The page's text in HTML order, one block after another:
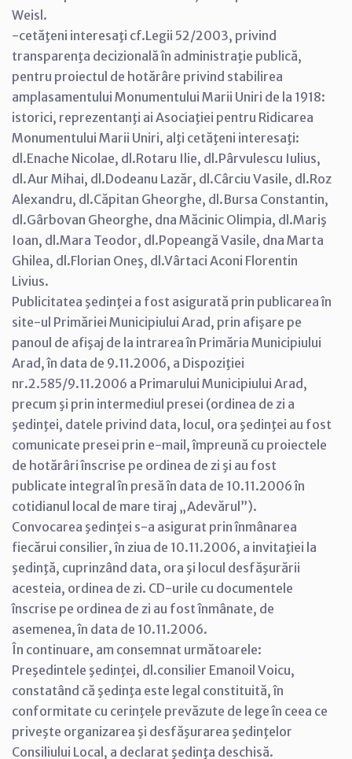
Weisl.
-cetăţeni interesaţi cf.Legii 52/2003, privind
transparenţa decizională în administraţie publică,
pentru proiectul de hotărâre privind stabilirea
amplasamentului Monumentului Marii Uniri de la 1918:
istorici, reprezentanţi ai Asociaţiei pentru Ridicarea
Monumentului Marii Uniri, alţi cetăţeni interesaţi:
dl.Enache Nicolae, dl.Rotaru Ilie, dl.Pârvulescu Iulius,
dl.Aur Mihai, dl.Dodeanu Lazăr, dl.Cârciu Vasile, dl.Roz
Alexandru, dl.Căpitan Gheorghe, dl.Bursa Constantin,
dl.Gârbovan Gheorghe, dna Măcinic Olimpia, dl.Mariş
Ioan, dl.Mara Teodor, dl.Popeangă Vasile, dna Marta
Ghilea, dl.Florian Oneş, dl.Vârtaci Aconi Florentin
Livius.
Publicitatea şedinţei a fost asigurată prin publicarea în
site-ul Primăriei Municipiului Arad, prin afişare pe
panoul de afişaj de la intrarea în Primăria Municipiului
Arad, în data de 9.11.2006, a Dispoziţiei
nr.2.585/9.11.2006 a Primarului Municipiului Arad,
precum şi prin intermediul presei (ordinea de zi a
şedinţei, datele privind data, locul, ora şedinţei au fost
comunicate presei prin e-mail, împreună cu proiectele
de hotărâri înscrise pe ordinea de zi şi au fost
publicate integral în presă în data de 10.11.2006 în
cotidianul local de mare tiraj „Adevărul”).
Convocarea şedinţei s-a asigurat prin înmânarea
fiecărui consilier, în ziua de 10.11.2006, a invitaţiei la
şedinţă, cuprinzând data, ora şi locul desfăşurării
acesteia, ordinea de zi. CD-urile cu documentele
înscrise pe ordinea de zi au fost înmânate, de
asemenea, în data de 10.11.2006.
În continuare, am consemnat următoarele:
Preşedintele şedinţei, dl.consilier Emanoil Voicu,
constatând că şedinţa este legal constituită, în
conformitate cu cerinţele prevăzute de lege în ceea ce
priveşte organizarea şi desfăşurarea şedinţelor
Consiliului Local, a declarat şedinţa deschisă.